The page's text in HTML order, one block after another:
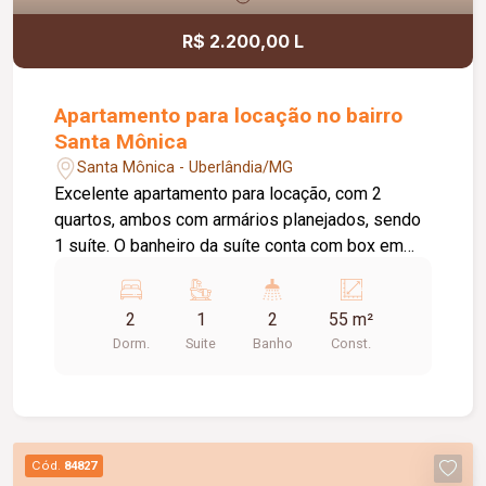
R$ 2.200,00 L
Apartamento para locação no bairro
Santa Mônica
Santa Mônica - Uberlândia/MG
Excelente apartamento para locação, com 2
quartos, ambos com armários planejados, sendo
1 suíte. O banheiro da suíte conta com box em
ampla e bem iluminada, sacada com
churrasqueira, cozinha com armários planejados e
cooktop, área de serviço com armário e banheiro
com capacidade para 2 carros. Um imóvel
confortável, funcional e pronto para morar.
2
Dorm.
1
Suite
2
Banho
55 m²
Const.
Cód. 84827